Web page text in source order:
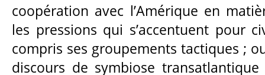
coopération avec l’Amérique en
les pressions qui s’accentuent pour
compris ses groupements tactiques ;
discours de symbiose